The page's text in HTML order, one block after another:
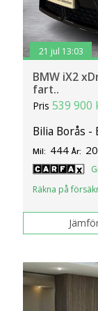
21 jul 13:03
BMW iX2
fart..
Pris539 900
Bilia Borås -
Mil: 444 År:
Räkna på